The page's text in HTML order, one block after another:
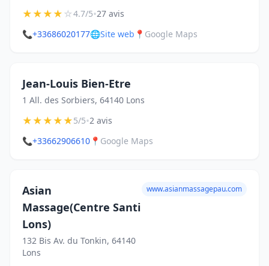
★★★★☆4.7/5•27 avis
📞+33686020177🌐Site web 📍 Google Maps
Jean-Louis Bien-Etre
1 All. des Sorbiers, 64140 Lons
★★★★★5/5•2 avis
📞+33662906610 📍 Google Maps
Asian
Massage(Centre Santi
Lons)
132 Bis Av. du Tonkin, 64140
Lons
www.asianmassagepau.com